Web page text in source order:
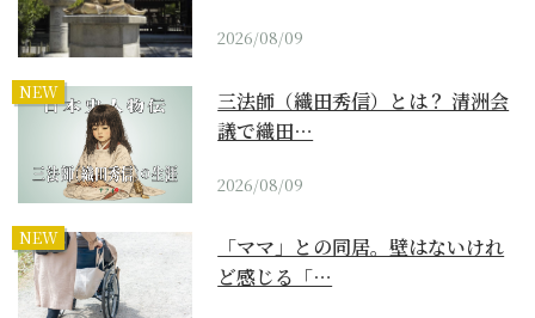
2026/08/09
NEW
三法師（織田秀信）とは？ 清洲会
議で織田…
2026/08/09
NEW
「ママ」との同居。壁はないけれ
ど感じる「…